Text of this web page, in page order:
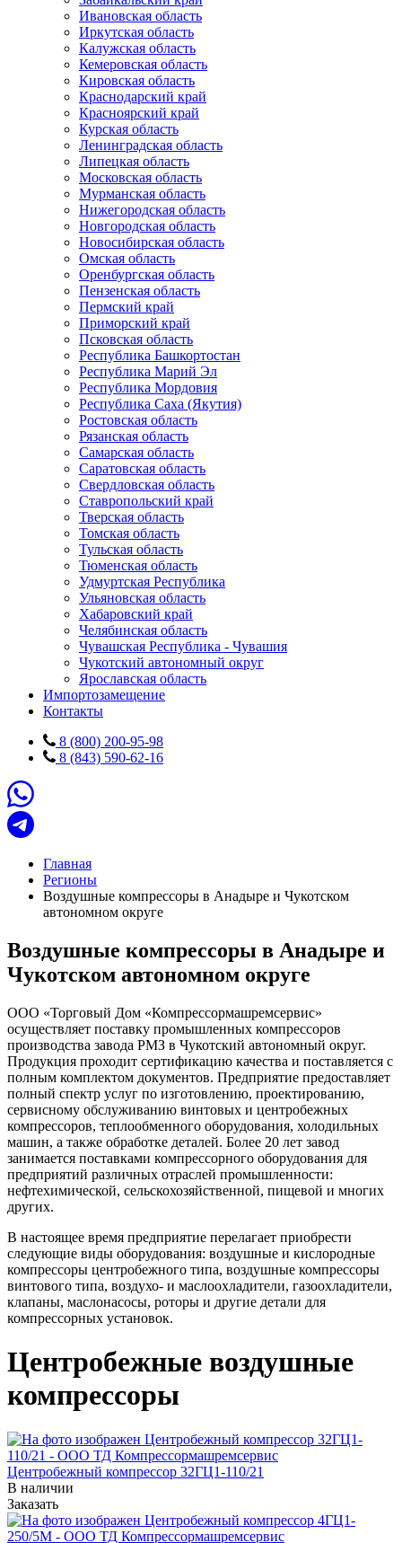
Ивановская область
Иркутская область
Калужская область
Кемеровская область
Кировская область
Краснодарский край
Красноярский край
Курская область
Ленинградская область
Липецкая область
Московская область
Мурманская область
Нижегородская область
Новгородская область
Новосибирская область
Омская область
Оренбургская область
Пензенская область
Пермский край
Приморский край
Псковская область
Республика Башкортостан
Республика Марий Эл
Республика Мордовия
Республика Саха (Якутия)
Ростовская область
Рязанская область
Самарская область
Саратовская область
Свердловская область
Ставропольский край
Тверская область
Томская область
Тульская область
Тюменская область
Удмуртская Республика
Ульяновская область
Хабаровский край
Челябинская область
Чувашская Республика - Чувашия
Чукотский автономный округ
Ярославская область
Импортозамещение
Контакты
8 (800) 200-95-98
8 (843) 590-62-16
Главная
Регионы
Воздушные компрессоры в Анадыре и Чукотском
автономном округе
Воздушные компрессоры в Анадыре и
Чукотском автономном округе
ООО «Торговый Дом «Компрессормашремсервис»
осуществляет поставку промышленных компрессоров
производства завода РМЗ в Чукотский автономный округ.
Продукция проходит сертификацию качества и поставляется с
полным комплектом документов. Предприятие предоставляет
полный спектр услуг по изготовлению, проектированию,
сервисному обслуживанию винтовых и центробежных
компрессоров, теплообменного оборудования, холодильных
машин, а также обработке деталей. Более 20 лет завод
занимается поставками компрессорного оборудования для
предприятий различных отраслей промышленности:
нефтехимической, сельскохозяйственной, пищевой и многих
других.
В настоящее время предприятие перелагает приобрести
следующие виды оборудования: воздушные и кислородные
компрессоры центробежного типа, воздушные компрессоры
винтового типа, воздухо- и маслоохладители, газоохладители,
клапаны, маслонасосы, роторы и другие детали для
компрессорных установок.
Центробежные воздушные
компрессоры
Центробежный компрессор 32ГЦ1-110/21
В наличии
Заказать